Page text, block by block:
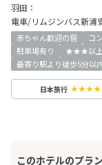
羽田：
電車/リムジンバス新浦
赤ちゃん歓迎の宿 コ
駐車場有り
★★★以上
最寄り駅より徒歩5分以
日本旅行